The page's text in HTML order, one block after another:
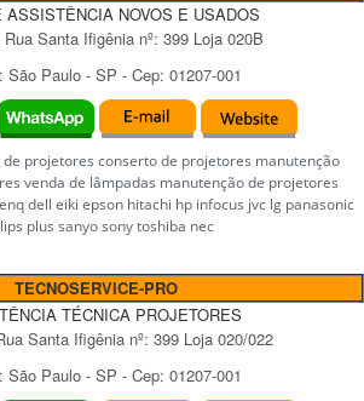
ASSISTÊNCIA NOVOS E USADOS
Rua Santa Ifigênia nº: 399 Loja 020B
São Paulo - SP - Cep: 01207-001
projetores conserto de projetores manutenção
venda de lâmpadas manutenção de projetores
dell eiki epson hitachi hp infocus jvc lg panasonic
plus sanyo sony toshiba nec
TECNOSERVICE-PRO
TÉCNICA PROJETORES
Santa Ifigênia nº: 399 Loja 020/022
São Paulo - SP - Cep: 01207-001